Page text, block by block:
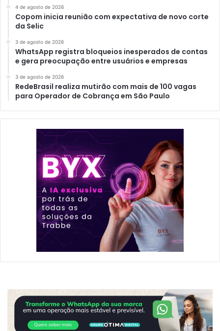
4 de agosto de 2026
Copom inicia reunião com expectativa de novo corte
da Selic
3 de agosto de 2026
WhatsApp registra bloqueios inesperados de contas
e gera preocupação entre usuários e empresas
3 de agosto de 2026
RedeBrasil realiza mutirão com mais de 100 vagas
para Operador de Cobrança em São Paulo